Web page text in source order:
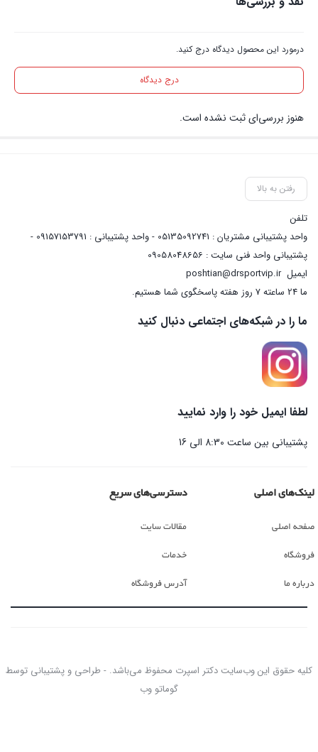
درمورد این محصول دیدگاه درج کنید.
درج دیدگاه
هنوز بررسی‌ای ثبت نشده است.
رفتن به بالا
تلفن
واحد پشتیبانی مشتریان : 05135092741 - واحد پشتیبانی : 09157153791 -
پشتیبانی واحد فنی سایت : 09058048656
ایمیلposhtian@drsportvip.ir
ما 24 ساعته 7 روز هفته پاسخگوی شما هستیم.
ما را در شبکه‌های اجتماعی دنبال کنید
لطفا ایمیل خود را وارد نمایید
پشتیبانی بین ساعت 8:30 الی 16
لینک‌های اصلی
صفحه اصلی
فروشگاه
درباره ما
دسترسی‌های سریع
مقالات سایت
خدمات
آدرس فروشگاه
کلیه حقوق این وب‌سایت دکتر اسپرت محفوظ می‌باشد. - طراحی و پشتیبانی توسط
گوماتو وب